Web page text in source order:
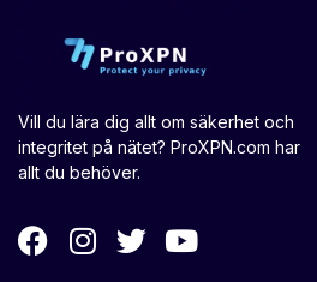
Vill du lära dig allt om säkerhet och
integritet på nätet? ProXPN.com har
allt du behöver.